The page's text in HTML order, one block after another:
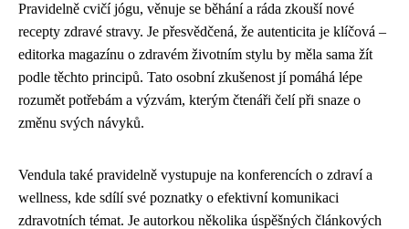
Pravidelně cvičí jógu, věnuje se běhání a ráda zkouší nové
recepty zdravé stravy. Je přesvědčená, že autenticita je klíčová –
editorka magazínu o zdravém životním stylu by měla sama žít
podle těchto principů. Tato osobní zkušenost jí pomáhá lépe
rozumět potřebám a výzvám, kterým čtenáři čelí při snaze o
změnu svých návyků.
Vendula také pravidelně vystupuje na konferencích o zdraví a
wellness, kde sdílí své poznatky o efektivní komunikaci
zdravotních témat. Je autorkou několika úspěšných článkových